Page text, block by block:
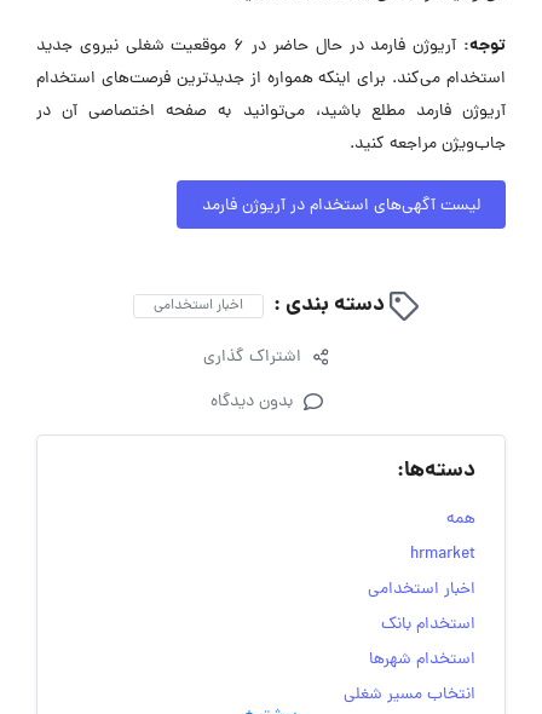
توجه:
آریوژن فارمد در حال حاضر در ۶ موقعیت شغلی نیروی جدید
استخدام می‌کند. برای اینکه همواره از جدیدترین فرصت‌های استخدام
آریوژن فارمد مطلع باشید، می‌توانید به صفحه اختصاصی آن در
جاب‌ویژن مراجعه کنید.
لیست آگهی‌های استخدام در آریوژن فارمد
دسته بندی : اخبار استخدامی
اشتراک گذاری
بدون دیدگاه
دسته‌ها:
همه
hrmarket
اخبار استخدامی
استخدام بانک
استخدام شهرها
انتخاب مسیر شغلی